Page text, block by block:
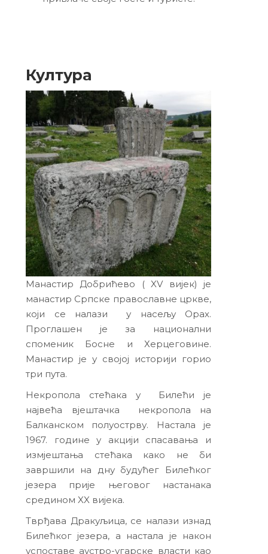
Култура
Манастир Добрићево ( XV вијек) је
манастир Српске православне цркве,
који се налази у насељу Орах.
Проглашен је за национални
споменик Босне и Херцеговине.
Манастир је у својој историји горио
три пута.
Некропола стећака у Билећи је
највећа вјештачка некропола на
Балканском полуострву. Настала је
1967. године у акцији спасавања и
измјештања стећака како не би
завршили на дну будућег Билећког
језера прије његовог настанака
средином XX вијека.
Тврђава Дракуљица, се налази изнад
Билећког језера, а настала је након
успоставе аустро-угарске власти као